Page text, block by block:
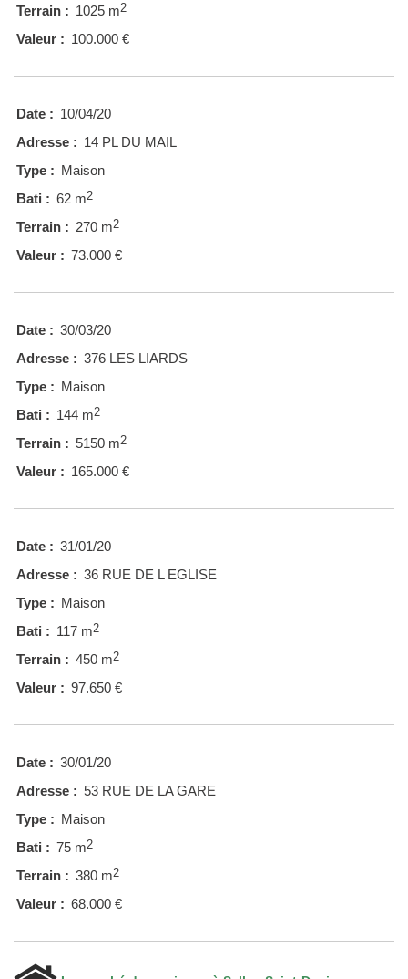
Terrain : 1025 m2
Valeur : 100.000 €
Date : 10/04/20
Adresse : 14 PL DU MAIL
Type : Maison
Bati : 62 m2
Terrain : 270 m2
Valeur : 73.000 €
Date : 30/03/20
Adresse : 376 LES LIARDS
Type : Maison
Bati : 144 m2
Terrain : 5150 m2
Valeur : 165.000 €
Date : 31/01/20
Adresse : 36 RUE DE L EGLISE
Type : Maison
Bati : 117 m2
Terrain : 450 m2
Valeur : 97.650 €
Date : 30/01/20
Adresse : 53 RUE DE LA GARE
Type : Maison
Bati : 75 m2
Terrain : 380 m2
Valeur : 68.000 €